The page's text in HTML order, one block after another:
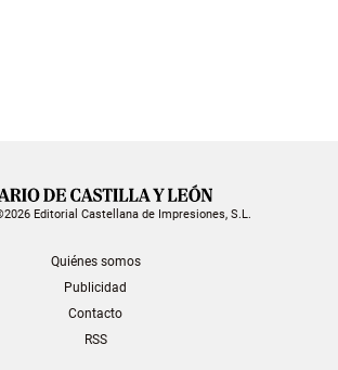
Editorial Castellana de Impresiones, S.L.
Quiénes somos
Publicidad
Contacto
RSS